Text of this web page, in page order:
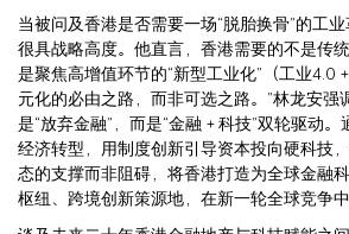
当被问及香港是否需要一场“脱胎换骨”的工
很具战略高度。他直言，香港需要的不是传
是聚焦高增值环节的“新型工业化”（工业4.0
元化的必由之路，而非可选之路。”林龙安强
是“放弃金融”，而是“金融＋科技”双轮驱动。
经济转型，用制度创新引导资本投向硬科技
态的支撑而非阻碍，将香港打造为全球金融
枢纽、跨境创新策源地，在新一轮全球竞争中